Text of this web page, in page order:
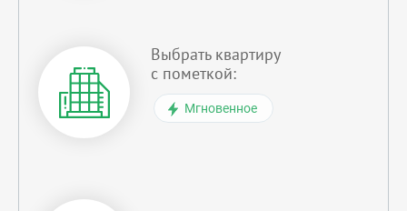
Выбрать квартиру
с пометкой:
Мгновенное